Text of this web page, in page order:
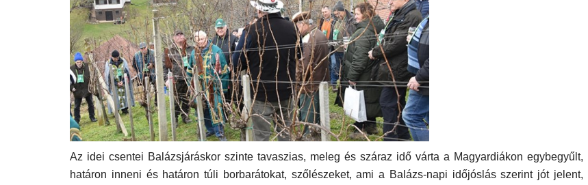
Az idei csentei Balázsjáráskor szinte tavaszias, meleg és száraz idő várta a Magyardiákon egybegyűlt,
határon inneni és határon túli borbarátokat, szőlészeket, ami a Balázs-napi időjóslás szerint jót jelent,